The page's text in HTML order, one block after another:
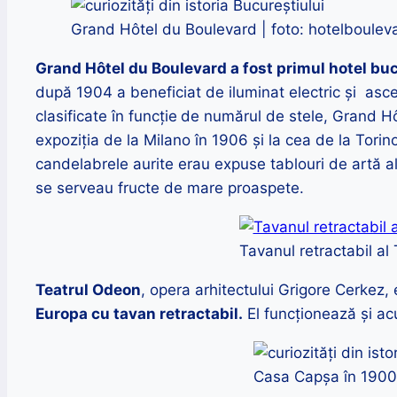
Grand Hôtel du Boulevard | foto:
Grand Hôtel du Boulevard a fost primul hotel
după 1904 a beneficiat de iluminat electric și
clasificate în funcție de numărul de stele, Grand
expoziția de la Milano în 1906 și la cea de la
candelabrele aurite erau expuse tablouri de artă
se serveau fructe de mare proaspete.
Tavanul retractabil al
Teatrul Odeon, opera arhitectului Grigore
Europa cu tavan retractabil. El funcționează și
Casa Capșa în 1900